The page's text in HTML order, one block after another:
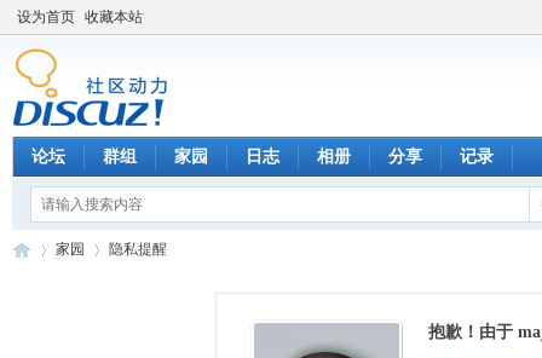
设为首页 收藏本站
论坛 群组 家园 日志 相册 分享 记录
家园 隐私提醒
抱歉！由于